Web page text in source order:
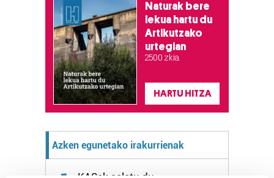
Naturak bere
lekua hartu du
Artikutzako
urtegian
2.500 zkia.
HARTU HITZA
Azken egunetako irakurrienak